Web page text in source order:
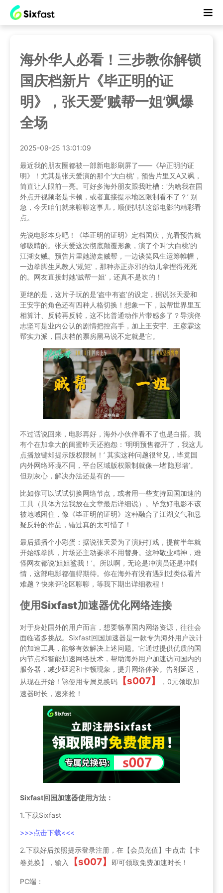
海外华人必看！三步教你解锁
国庆档新片《毕正明的证
明》，张天爱‘贼帮一姐’飒爆
全场
2025-09-25 13:01:09
最近我的朋友圈都被一部新电影刷屏了——《毕正明的证
明》！尤其是张天爱演的那个‘大白桃’，预告片里又A又飒，
简直让人眼前一亮。可好多海外朋友跟我吐槽：‘为啥我在国
外点开视频老是卡顿，或者直接提示地区限制看不了？’ 别
急，今天咱们就来聊聊这事儿，顺便扒扒这部电影的精彩看
点。
先说电影本身吧！《毕正明的证明》定档国庆，光看预告就
够吸睛的。张天爱这次彻底颠覆形象，演了个叫‘大白桃’的
江湖女贼。预告片里她游走贼帮，一边谈笑风生运筹帷幄，
一边拳脚生风教人‘规矩’，那种亦正亦邪的劲儿拿捏得死死
的。网友直接封她‘贼帮一姐’，还真不是吹的！
更绝的是，这片子玩的是‘盗中有盗’的设定，据说张天爱和
王安宇的角色还有四种人格切换！想象一下，贼帮世界里互
相算计、反转再反转，这不比普通动作片带感多了？导演佟
志坚可是业内公认的剧情把控高手，加上王安宇、王彦霖这
帮实力派，国庆档的票房黑马说不定就是它。
不过话说回来，电影再好，海外小伙伴看不了也是白搭。我
有个在加拿大的闺蜜昨天还抱怨：‘明明预售都开了，我这儿
点播放键却提示版权限制！’ 其实这种问题很常见，毕竟国
内外网络环境不同，平台区域版权限制就像一堵‘隐形墙’。
但别灰心，解决办法还是有的——
比如你可以试试切换网络节点，或者用一些支持回国加速的
工具（具体方法我放在文章最后详细说）。毕竟好电影不该
被地域困住，像《毕正明的证明》这种融合了江湖义气和悬
疑反转的作品，错过真的太可惜了！
最后插播个小彩蛋：据说张天爱为了演好打戏，提前半年就
开始练拳脚，片场还主动要求不用替身。这种敬业精神，难
怪网友都说‘姐姐鲨我！’。所以啊，无论是冲演员还是冲剧
情，这部电影都值得期待。你在海外有没有遇到过类似看片
难题？快来评论区聊聊，等我下期出详细教程！
使用Sixfast加速器优化网络连接
对于身处国外的用户而言，想要畅享国内网络资源，往往会
面临诸多挑战。Sixfast回国加速器是一款专为海外用户设计
的加速工具，能够有效解决上述问题。它通过提供优质的国
内节点和智能加速网络技术，帮助海外用户加速访问国内的
服务器，减少延迟和卡顿现象，提升网络体验。告别延迟，
从现在开始！🚀使用专属兑换码
【s007】
，0元领取加
速器时长，速来抢！
Sixfast回国加速器使用方法：
1.下载Sixfast
>>>点击下载<<<
2.下载好后按照提示登录注册，在【会员充值】中点击【卡
卷兑换】，输入
【s007】 即可领取免费加速时长！
PC端：